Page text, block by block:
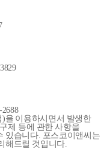
2688
을 이용하시면서 발생한
제 등에 관한 사항을
있습니다. 포스코이앤씨는
해드릴 것입니다.